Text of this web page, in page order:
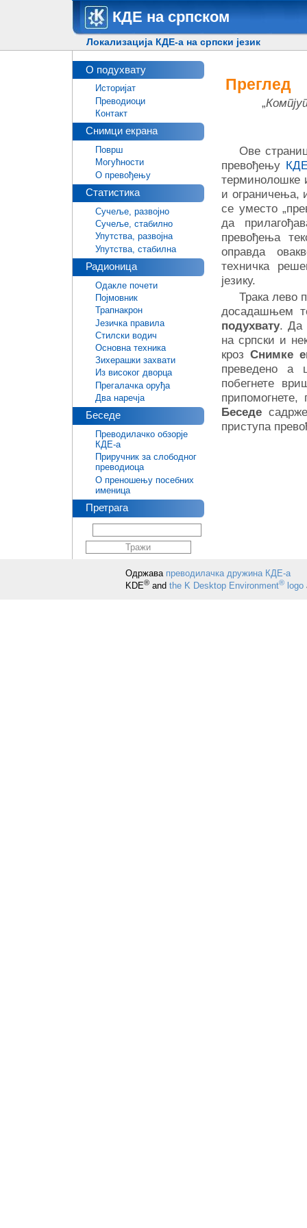
КДЕ на српском
Локализација КДЕ-а на српски језик
Преглед
„
Ове
превођењу
терминолошке
и ограничења,
се уместо
да
превођења
оправда
техничка
језику.
Трака лево
досадашњем
подухвату. Да
на српски и
крозСнимке
преведено а
побегнете
Беседе
приступа
О подухвату
Историјат
Преводиоци
Контакт
Снимци екрана
Површ
Могућности
О превођењу
Статистика
Сучеље, развојно
Сучеље, стабилно
Упутства, развојна
Упутства, стабилна
Радионица
Одакле почети
Појмовник
Трапнакрон
Језичка правила
Стилски водич
Основна техника
Зихерашки захвати
Из високог дворца
Прегалачка оруђа
Два наречја
Беседе
Преводилачко обзорје
КДЕ-а
Приручник за слободног
преводиоца
О преношењу посебних
именица
Претрага
Одржава преводилачка дружина КДЕ-а
KDE®and the K Desktop Environment®logo